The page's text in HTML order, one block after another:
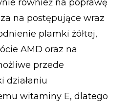
również na poprawę
na postępujące wraz
plamki żółtej,
AMD oraz na
przede
działaniu
witaminy E, dlatego